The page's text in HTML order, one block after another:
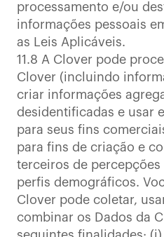
processamento e/ou
informações pessoais
as Leis Aplicáveis.
11.8 A Clover pode
Clover (incluindo
criar informações
desidentificadas e usar
para seus fins
para fins de criação e
terceiros de percepções
perfis demográficos.
Clover pode coletar,
combinar os Dados da